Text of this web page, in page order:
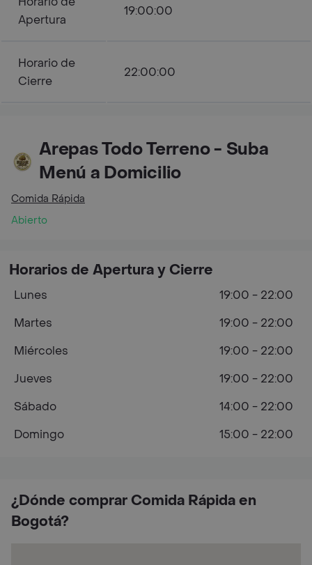
Apertura
19:00:00
Horario de
Cierre
22:00:00
Arepas Todo Terreno - Suba
Menú a Domicilio
Comida Rápida
Abierto
¿Dónde comprar Comida Rápida en
Bogotá?
Horarios de Apertura y Cierre
Lunes
19:00 - 22:00
Martes
19:00 - 22:00
Miércoles
19:00 - 22:00
Jueves
19:00 - 22:00
Sábado
14:00 - 22:00
Domingo
15:00 - 22:00